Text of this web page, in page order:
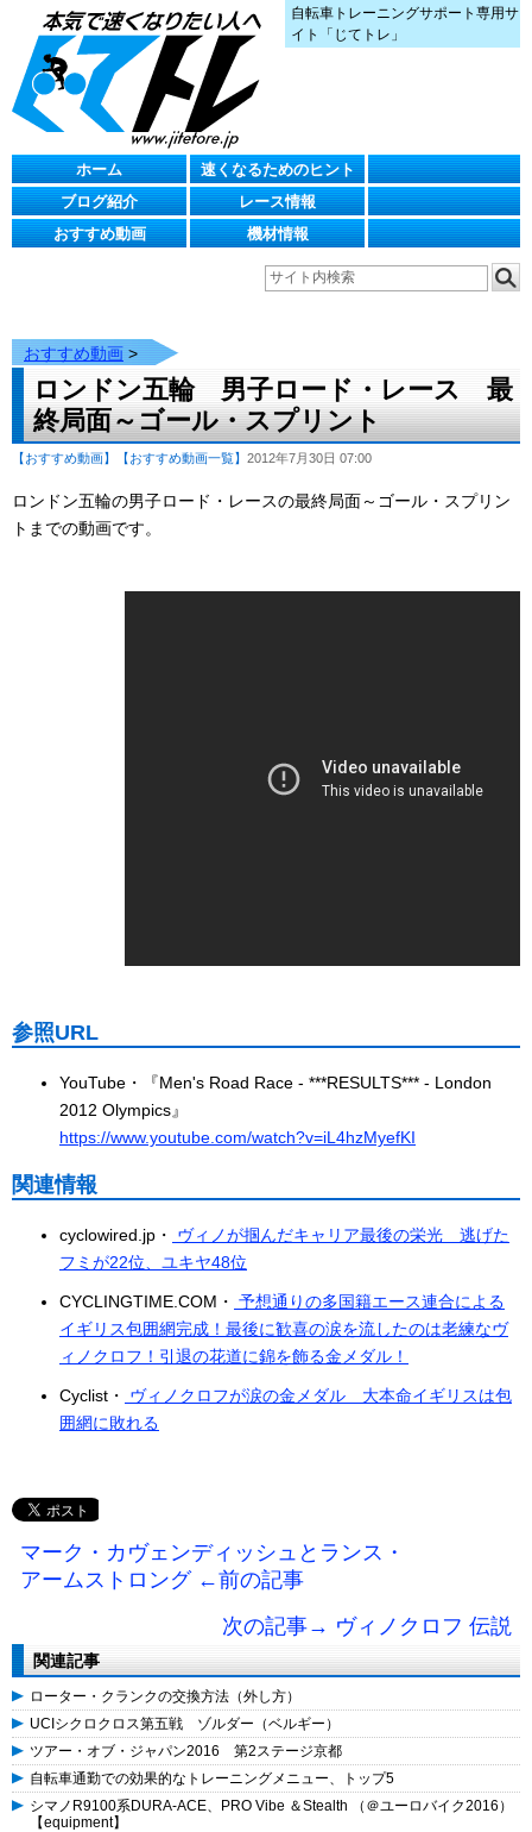
自転車トレーニングサポート専用サ
イト「じてトレ」
ホーム
速くなるためのヒント
ブログ紹介
レース情報
おすすめ動画
機材情報
おすすめ動画 >
ロンドン五輪 男子ロード・レース 最
終局面～ゴール・スプリント
【おすすめ動画】 【おすすめ動画一覧】 2012年7月30日 07:00
ロンドン五輪の男子ロード・レースの最終局面～ゴール・スプリン
トまでの動画です。
参照URL
YouTube・『Men's Road Race - ***RESULTS*** - London
2012 Olympics』
https://www.youtube.com/watch?v=iL4hzMyefKI
関連情報
cyclowired.jp・
ヴィノが掴んだキャリア最後の栄光 逃げた
フミが22位、ユキヤ48位
CYCLINGTIME.COM・ 予想通りの多国籍エース連合による
イギリス包囲網完成！最後に歓喜の涙を流したのは老練なヴ
ィノクロフ！引退の花道に錦を飾る金メダル！
Cyclist・
ヴィノクロフが涙の金メダル 大本命イギリスは包
囲網に敗れる
マーク・カヴェンディッシュとランス・
アームストロング ←前の記事
次の記事→ ヴィノクロフ 伝説
関連記事
ローター・クランクの交換方法（外し方）
UCIシクロクロス第五戦 ゾルダー（ベルギー）
ツアー・オブ・ジャパン2016 第2ステージ京都
自転車通勤での効果的なトレーニングメニュー、トップ5
シマノR9100系DURA-ACE、PRO Vibe ＆Stealth （＠ユーロバイク2016）
【equipment】